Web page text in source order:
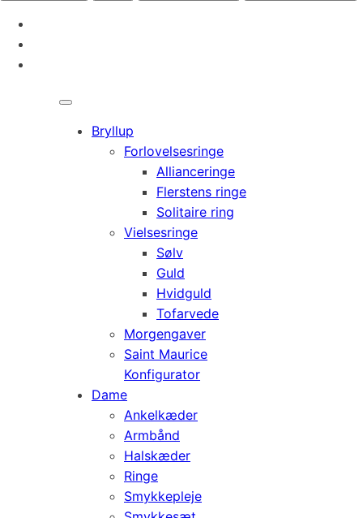
Bryllup
Forlovelsesringe
Allianceringe
Flerstens ringe
Solitaire ring
Vielsesringe
Sølv
Guld
Hvidguld
Tofarvede
Morgengaver
Saint Maurice
Konfigurator
Dame
Ankelkæder
Armbånd
Halskæder
Ringe
Smykkepleje